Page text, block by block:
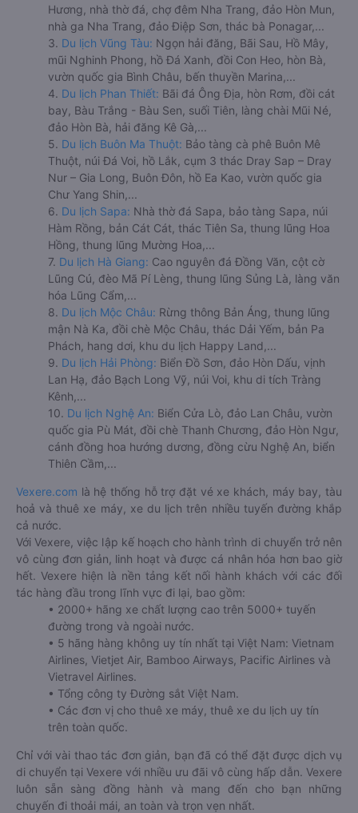
Hương, nhà thờ đá, chợ đêm Nha Trang, đảo Hòn Mun,
nhà ga Nha Trang, đảo Điệp Sơn, thác bà Ponagar,...
3. Du lịch Vũng Tàu: Ngọn hải đăng, Bãi Sau, Hồ Mây,
mũi Nghinh Phong, hồ Đá Xanh, đồi Con Heo, hòn Bà,
vườn quốc gia Bình Châu, bến thuyền Marina,...
4. Du lịch Phan Thiết: Bãi đá Ông Địa, hòn Rơm, đồi cát
bay, Bàu Trắng - Bàu Sen, suối Tiên, làng chài Mũi Né,
đảo Hòn Bà, hải đăng Kê Gà,...
5. Du lịch Buôn Ma Thuột: Bảo tàng cà phê Buôn Mê
Thuột, núi Đá Voi, hồ Lắk, cụm 3 thác Dray Sap – Dray
Nur – Gia Long, Buôn Đôn, hồ Ea Kao, vườn quốc gia
Chư Yang Shin,...
6. Du lịch Sapa: Nhà thờ đá Sapa, bảo tàng Sapa, núi
Hàm Rồng, bản Cát Cát, thác Tiên Sa, thung lũng Hoa
Hồng, thung lũng Mường Hoa,...
7. Du lịch Hà Giang: Cao nguyên đá Đồng Văn, cột cờ
Lũng Cú, đèo Mã Pí Lèng, thung lũng Sủng Là, làng văn
hóa Lũng Cẩm,...
8. Du lịch Mộc Châu: Rừng thông Bản Áng, thung lũng
mận Nà Ka, đồi chè Mộc Châu, thác Dải Yếm, bản Pa
Phách, hang dơi, khu du lịch Happy Land,...
9. Du lịch Hải Phòng: Biển Đồ Sơn, đảo Hòn Dấu, vịnh
Lan Hạ, đảo Bạch Long Vỹ, núi Voi, khu di tích Tràng
Kênh,...
10. Du lịch Nghệ An: Biển Cửa Lò, đảo Lan Châu, vườn
quốc gia Pù Mát, đồi chè Thanh Chương, đảo Hòn Ngư,
cánh đồng hoa hướng dương, đồng cừu Nghệ An, biển
Thiên Cầm,...
Vexere.com là hệ thống hỗ trợ đặt vé xe khách, máy bay, tàu
hoả và thuê xe máy, xe du lịch trên nhiều tuyến đường khắp
cả nước.
Với Vexere, việc lập kế hoạch cho hành trình di chuyển trở nên
vô cùng đơn giản, linh hoạt và được cá nhân hóa hơn bao giờ
hết. Vexere hiện là nền tảng kết nối hành khách với các đối
tác hàng đầu trong lĩnh vực đi lại, bao gồm:
• 2000+ hãng xe chất lượng cao trên 5000+ tuyến
đường trong và ngoài nước.
• 5 hãng hàng không uy tín nhất tại Việt Nam: Vietnam
Airlines, Vietjet Air, Bamboo Airways, Pacific Airlines và
Vietravel Airlines.
• Tổng công ty Đường sắt Việt Nam.
• Các đơn vị cho thuê xe máy, thuê xe du lịch uy tín
trên toàn quốc.
Chỉ với vài thao tác đơn giản, bạn đã có thể đặt được dịch vụ
di chuyển tại Vexere với nhiều ưu đãi vô cùng hấp dẫn. Vexere
luôn sẵn sàng đồng hành và mang đến cho bạn những
chuyến đi thoải mái, an toàn và trọn vẹn nhất.